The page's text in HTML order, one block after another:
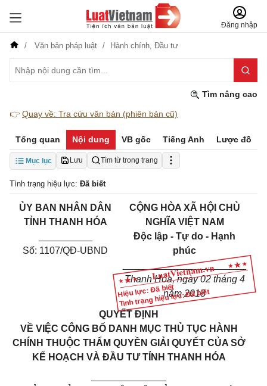
Đăng nhập
Văn bản pháp luật Hành chính, Đầu tư
Tìm nâng cao
👉 Quay về: Tra cứu văn bản (phiên bản cũ)
Tổng quan Nội dung VB gốc Tiếng Anh Lược đồ
Mục lục Lưu Tìm từ trong trang
Tình trạng hiệu lực: Đã biết
Hiệu lực: Đã biết
Tình trạng hiệu lực: Đã biết
ỦY BAN NHÂN DÂN
TỈNH THANH HÓA
Số: 1107/QĐ-UBND
CỘNG HÒA XÃ HỘI CHỦ
NGHĨA VIỆT NAM
Độc lập - Tự do - Hạnh
phúc
_______________________
Thanh Hóa, ngày 02 tháng 4
năm 2018
QUYẾT ĐỊNH
VỀ VIỆC CÔNG BỐ DANH MỤC THỦ TỤC HÀNH
CHÍNH THUỘC THẨM QUYỀN GIẢI QUYẾT CỦA SỞ
KẾ HOẠCH VÀ ĐẦU TƯ TỈNH THANH HÓA